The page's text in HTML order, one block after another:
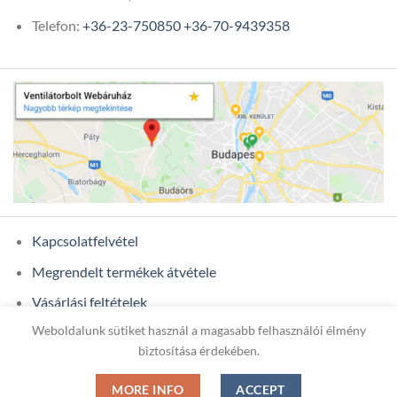
Telefon: +36-23-750850+36-70-9439358
Kapcsolatfelvétel
Megrendelt termékek átvétele
Vásárlási feltételek
Ügyfél adatok
Weboldalunk sütiket használ a magasabb felhasználói élmény
biztosítása érdekében.
MORE INFO ACCEPT